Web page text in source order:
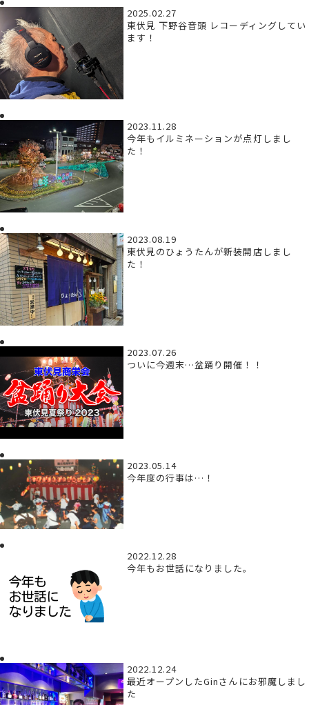
2025.02.27
東伏見 下野谷音頭 レコーディングしてい
ます！
2023.11.28
今年もイルミネーションが点灯しまし
た！
2023.08.19
東伏見のひょうたんが新装開店しまし
た！
2023.07.26
ついに今週末…盆踊り開催！！
2023.05.14
今年度の行事は…！
2022.12.28
今年もお世話になりました。
2022.12.24
最近オープンしたGinさんにお邪魔しまし
た